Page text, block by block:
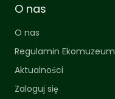
O nas
O nas
Regulamin Ekomuzeum
Aktualności
Zaloguj się